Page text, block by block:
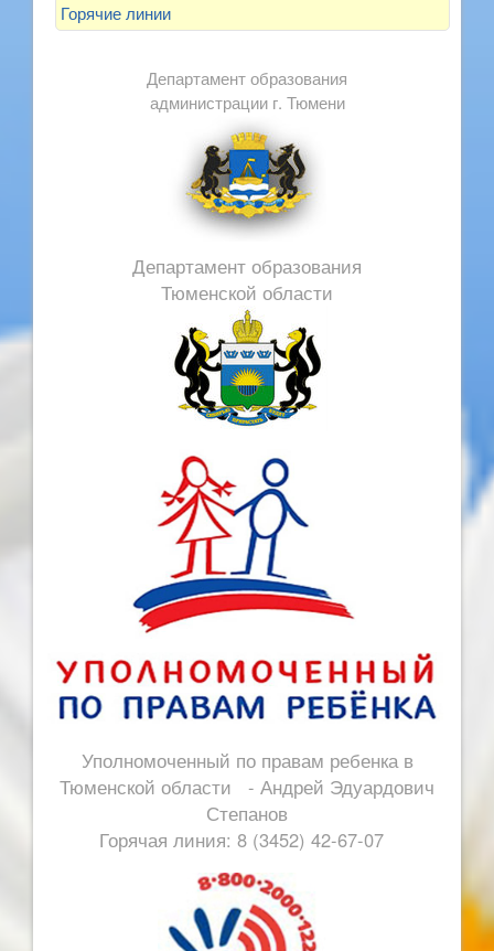
Горячие линии
Департамент образования
администрации г. Тюмени
Департамент образования
Тюменской области
Уполномоченный по правам ребенка в
Тюменской области - Андрей Эдуардович
Степанов
Горячая линия: 8 (3452) 42-67-07